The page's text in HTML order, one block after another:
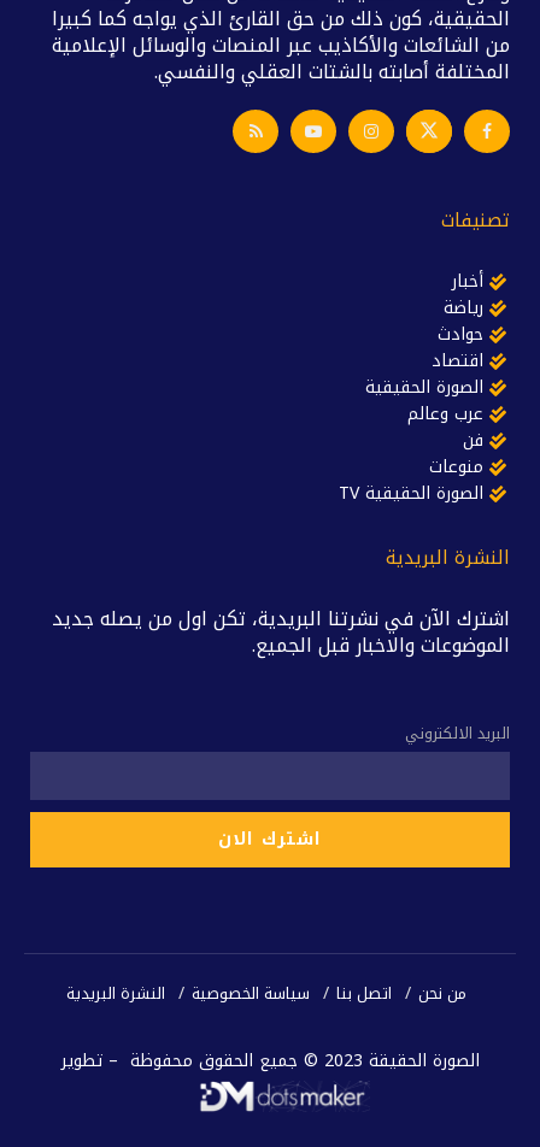
الحقيقية، كون ذلك من حق القارئ الذي يواجه كما كبيرا
من الشائعات والأكاذيب عبر المنصات والوسائل الإعلامية
المختلفة أصابته بالشتات العقلي والنفسي.
تصنيفات
أخبار
رياضة
حوادث
اقتصاد
الصورة الحقيقية
عرب وعالم
فن
منوعات
الصورة الحقيقية TV
النشرة البريدية
اشترك الآن في نشرتنا البريدية، تكن اول من يصله جديد
الموضوعات والاخبار قبل الجميع.
البريد الالكتروني
من نحن اتصل بنا سياسة الخصوصية النشرة البريدية
الصورة الحقيقة 2023 © جميع الحقوق محفوظة – تطوير